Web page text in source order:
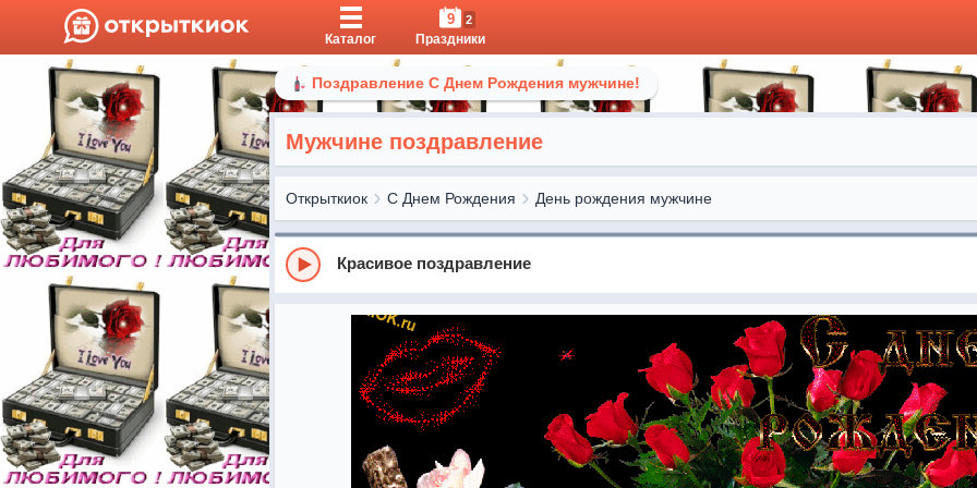
Каталог
9 2
Праздники
Поздравление С Днем Рождения мужчине!
Мужчине поздравление
Открыткиок С Днем Рождения День рождения мужчине
Красивое поздравление